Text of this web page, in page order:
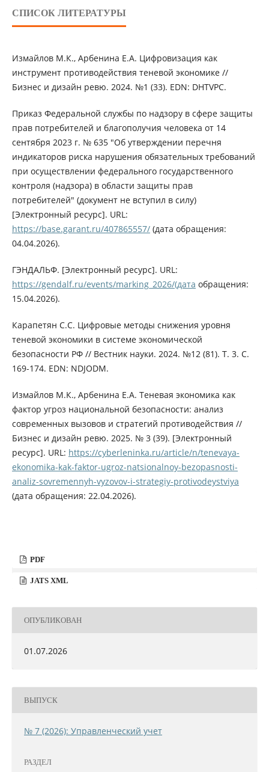
СПИСОК ЛИТЕРАТУРЫ
Измайлов М.К., Арбенина Е.А. Цифровизация как
инструмент противодействия теневой экономике //
Бизнес и дизайн ревю. 2024. №1 (33). EDN: DHTVPC.
Приказ Федеральной службы по надзору в сфере защиты
прав потребителей и благополучия человека от 14
сентября 2023 г. № 635 "Об утверждении перечня
индикаторов риска нарушения обязательных требований
при осуществлении федерального государственного
контроля (надзора) в области защиты прав
потребителей" (документ не вступил в силу)
[Электронный ресурс]. URL:
https://base.garant.ru/407865557/(дата обращения:
04.04.2026).
ГЭНДАЛЬФ. [Электронный ресурс]. URL:
https://gendalf.ru/events/marking_2026/(дата обращения:
15.04.2026).
Карапетян С.С. Цифровые методы снижения уровня
теневой экономики в системе экономической
безопасности РФ // Вестник науки. 2024. №12 (81). Т. 3. С.
169-174. EDN: NDJODM.
Измайлов М.К., Арбенина Е.А. Теневая экономика как
фактор угроз национальной безопасности: анализ
современных вызовов и стратегий противодействия //
Бизнес и дизайн ревю. 2025. № 3 (39). [Электронный
ресурс]. URL: https://cyberleninka.ru/article/n/tenevaya-
ekonomika-kak-faktor-ugroz-natsionalnoy-bezopasnosti-
analiz-sovremennyh-vyzovov-i-strategiy-protivodeystviya
(дата обращения: 22.04.2026).
PDF
JATS XML
ОПУБЛИКОВАН
01.07.2026
ВЫПУСК
№ 7 (2026): Управленческий учет
РАЗДЕЛ